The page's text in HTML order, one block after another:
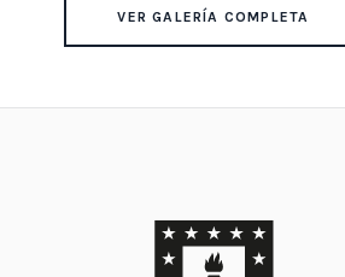
VER GALERÍA COMPLETA